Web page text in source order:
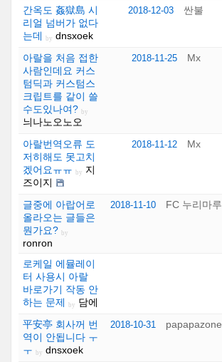
간옥도 姦獄島 시
리얼 넘버가 없다
는데
by dnsxoek
2018-12-03 싼불
아랄을 처음 접한
사람인데요 커스
텀딕과 커스텀스
크립트를 같이 쓸
수도있나여? by
늬나노오노오
2018-11-25 Mx
아랄번역오류 도
저히해도 못고치
겠어요ㅠㅠ
by 지
즈이지
2018-11-12 Mx
글중에 아랍어로
올라오는 글들은
뭔가요? by
ronron
2018-11-10 FC 누리마루
로케일 에뮬레이
터 사용시 아랄
바로가기 작동 안
하는 문제
by 담에
平安亭 회사꺼 번
역이 안됩니다 ㅜ
ㅜ
by dnsxoek
2018-10-31 papapazone